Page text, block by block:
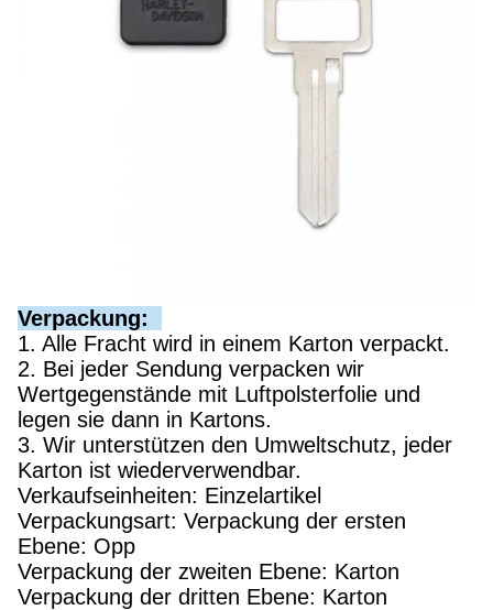
Verpackung:
1. Alle Fracht wird in einem Karton verpackt.
2. Bei jeder Sendung verpacken wir
Wertgegenstände mit Luftpolsterfolie und
legen sie dann in Kartons.
3. Wir unterstützen den Umweltschutz, jeder
Karton ist wiederverwendbar.
Verkaufseinheiten: Einzelartikel
Verpackungsart: Verpackung der ersten
Ebene: Opp
Verpackung der zweiten Ebene: Karton
Verpackung der dritten Ebene: Karton